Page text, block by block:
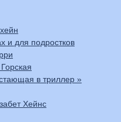
и для подростков
в триллер »
Хейнс